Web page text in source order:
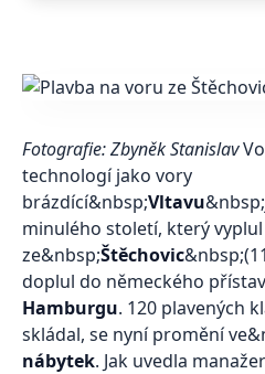
Fotografie: Zbyněk Stanislav
technologí jako vory
brázdící&nbsp;Vltavu
minulého století, který
ze&nbsp;Štěchovic
doplul do německého
Hamburgu. 120 plavených
skládal, se nyní promění
nábytek. Jak uvedla